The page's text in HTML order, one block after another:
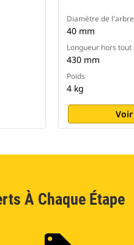
Diamètre de
40 mm
Longueur hors tout
430 mm
Poids
4 kg
À Chaque Étape